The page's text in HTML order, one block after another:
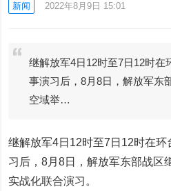
新闻 2022年8月9日 15:01
继解放军4日12时至7日12时在
事演习后，8月8日，解放军东
空域举…
继解放军4日12时至7日12时在
习后，8月8日，解放军东部战区
实战化联合演习。